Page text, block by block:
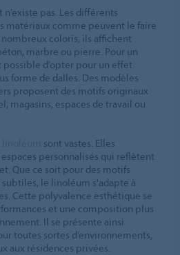
n’existe pas. Les différents
matériaux comme peuvent le faire
nombreux coloris, ils affichent
marbre ou pierre. Pour un
d’opter pour un effet
forme de dalles. Des modèles
proposent des motifs originaux
magasins, espaces de travail ou
sont vastes. Elles
personnalisés qui reflètent
Que ce soit pour des motifs
le linoléum s'adapte à
Cette polyvalence esthétique se
et une composition plus
Il se présente ainsi
toutes sortes d’environnements,
aux résidences privées.